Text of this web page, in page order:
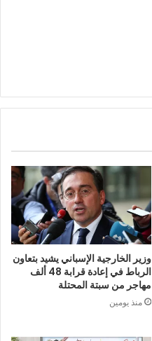
وزير الخارجية الإسباني يشيد بتعاون
الرباط في إعادة قرابة 48 ألف
مهاجر من سبتة المحتلة
منذ يومين